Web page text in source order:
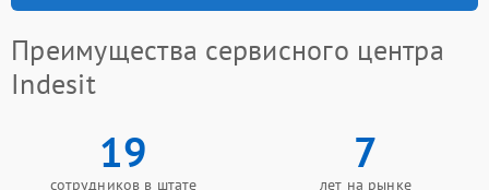
Преимущества сервисного центра
Indesit
19
сотрудников в штате
7
лет на рынке